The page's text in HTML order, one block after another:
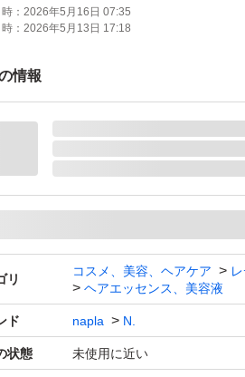
の正規品、未使用に近い状態でお届
の状態について
としましては、
箱は付属していない・確認、保管の
は未使用で、安心してお使いいた
入にあたってのお願い
り扱っている商品はすべて正規品で
問や、到着後に「正規品かどうか
きません。不安な方は購入をお控え
： 2026年5月16日 07:35
： 2026年5月13日 17:18
情報
リ
コスメ、美容、ヘアケア
ヘアエッセンス、美容液
ド napla N.
状態 未使用に近い